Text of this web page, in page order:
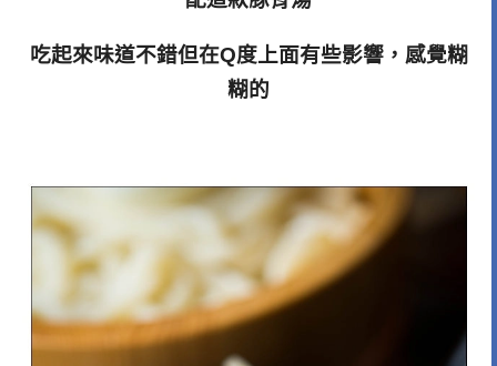
吃起來味道不錯但在Q度上面有些影響，感覺糊
糊的